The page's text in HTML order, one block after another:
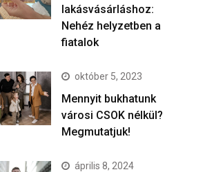
lakásvásárláshoz:
Nehéz helyzetben a
fiatalok
október 5, 2023
Mennyit bukhatunk
városi CSOK nélkül?
Megmutatjuk!
április 8, 2024